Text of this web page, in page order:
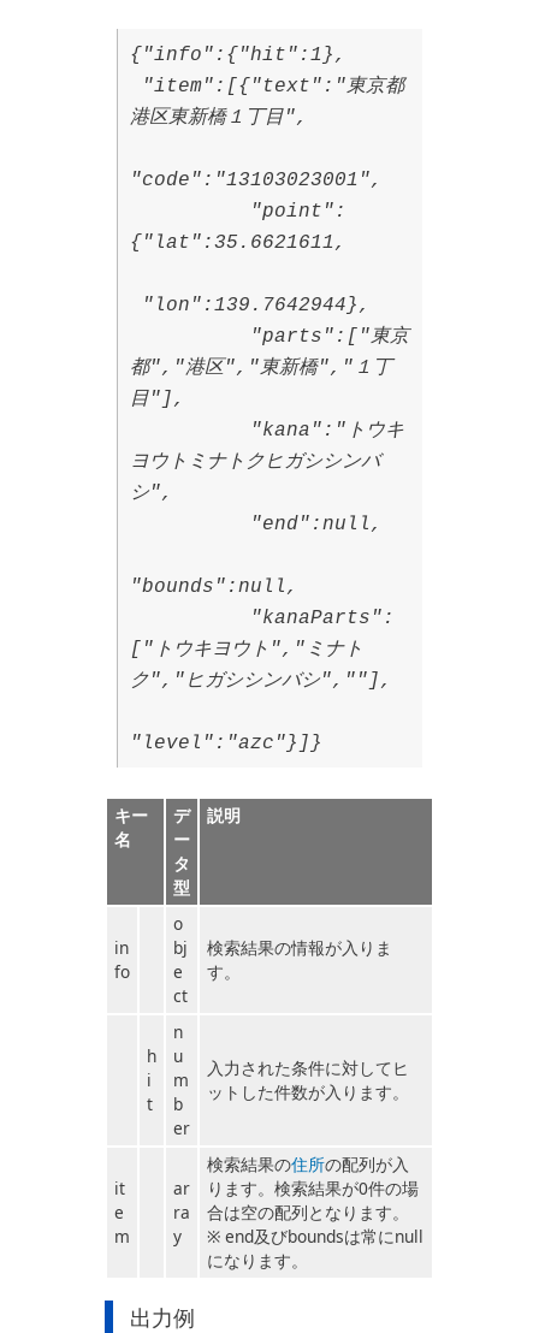
{"info":{"hit":1},
"item":[{"text":"東京都
港区東新橋１丁目",
"code":"13103023001",
"point":
{"lat":35.6621611,
"lon":139.7642944},
"parts":["東京
都","港区","東新橋","１丁
目"],
"kana":"トウキ
ヨウトミナトクヒガシシンバ
シ",
"end":null,
"bounds":null,
"kanaParts":
["トウキヨウト","ミナト
ク","ヒガシシンバシ",""],
"level":"azc"}]}
キー
名
デ
ー
タ
型
説明
in
fo
o
bj
e
ct
検索結果の情報が入りま
す。
h
i
t
n
u
m
b
er
入力された条件に対してヒ
ットした件数が入ります。
it
e
m
ar
ra
y
検索結果の住所の配列が入
ります。検索結果が0件の場
合は空の配列となります。
※ end及びboundsは常にnull
になります。
出力例